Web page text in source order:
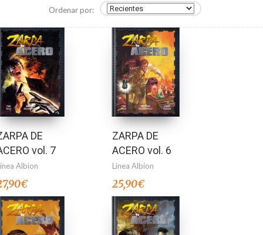
Ordenar por:
DE
vol. 7
Albion
€
ZARPA DE
ACERO vol. 6
Línea Albion
25,90€